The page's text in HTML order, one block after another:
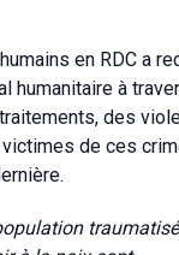
en RDC a
humanitaire à
des
de ces